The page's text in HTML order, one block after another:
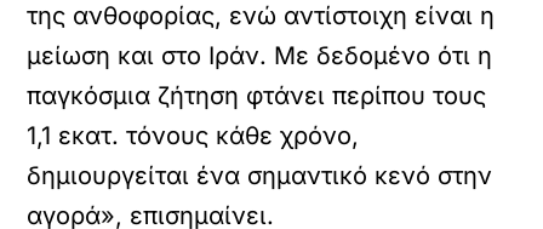
της ανθοφορίας, ενώ αντίστοιχη είναι η
μείωση και στο Ιράν. Με δεδομένο ότι η
παγκόσμια ζήτηση φτάνει περίπου τους
1,1 εκατ. τόνους κάθε χρόνο,
δημιουργείται ένα σημαντικό κενό στην
αγορά», επισημαίνει.